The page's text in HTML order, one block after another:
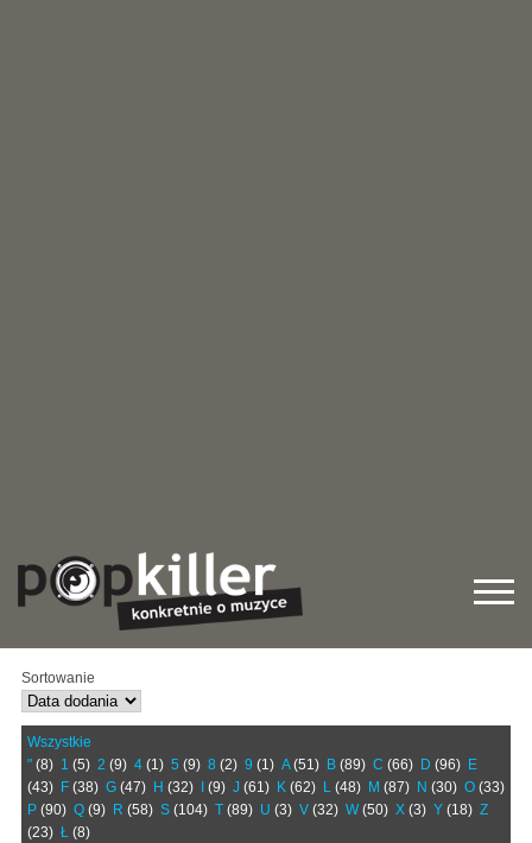
Sortowanie
Wszystkie
" (8) 1 (5) 2 (9) 4 (1) 5 (9) 8 (2) 9 (1) A(51) B (89) C (66) D (96) E
(43) F (38) G (47) H (32) (9) J (61) K (62) L (48) M (87) N (30) O (33)
P (90) Q (9) R (58) S (104) T (89) U (3) V (32) W(50) X (3) Y (18) Z
(23) Ł (8)